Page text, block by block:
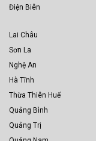
Điện Biên
Lai Châu
Sơn La
Nghệ An
Hà Tĩnh
Thừa Thiên Huế
Quảng Bình
Quảng Trị